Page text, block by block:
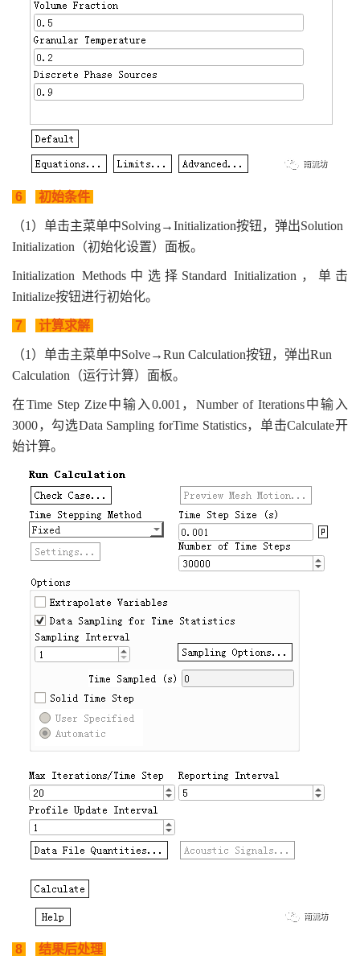
6 初始条件
（1）单击主菜单中Solving→Initialization按钮，弹出Solution
Initialization（初始化设置）面板。
Initialization Methods中选择Standard Initialization，单击
Initialize按钮进行初始化。
7 计算求解
（1）单击主菜单中Solve→Run Calculation按钮，弹出Run
Calculation（运行计算）面板。
在Time Step Zize中输入0.001，Number of Iterations中输入
3000，勾选Data Sampling forTime Statistics，单击Calculate开
始计算。
8 结果后处理